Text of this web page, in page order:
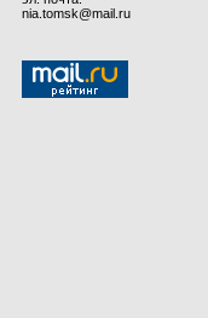
nia.tomsk@mail.ru